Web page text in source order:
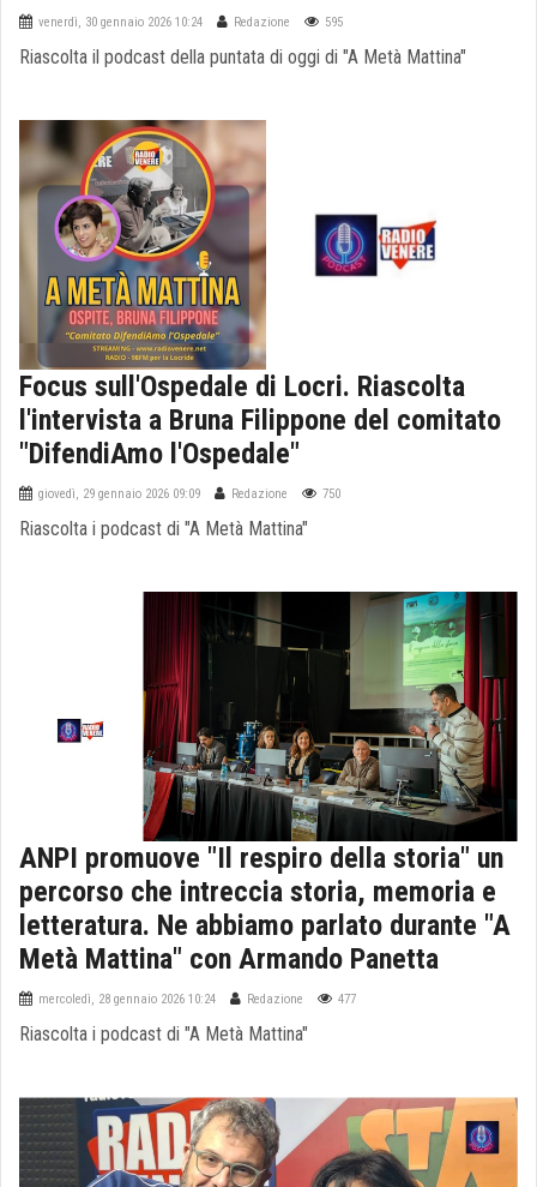
venerdì, 30 gennaio 2026 10:24 Redazione 595
Riascolta il podcast della puntata di oggi di "A Metà Mattina"
Focus sull'Ospedale di Locri. Riascolta
l'intervista a Bruna Filippone del comitato
"DifendiAmo l'Ospedale"
giovedì, 29 gennaio 2026 09:09 Redazione 750
Riascolta i podcast di "A Metà Mattina"
ANPI promuove "Il respiro della storia" un
percorso che intreccia storia, memoria e
letteratura. Ne abbiamo parlato durante "A
Metà Mattina" con Armando Panetta
mercoledì, 28 gennaio 2026 10:24 Redazione 477
Riascolta i podcast di "A Metà Mattina"